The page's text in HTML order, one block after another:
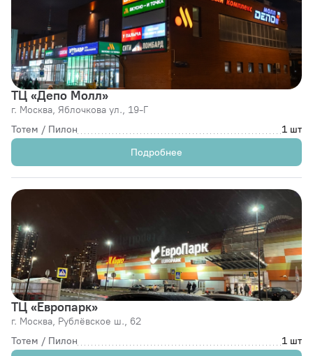
ТЦ «Депо Молл»
г. Москва, Яблочкова ул., 19-Г
Тотем / Пилон
1 шт
Подробнее
ТЦ «Европарк»
г. Москва, Рублёвское ш., 62
Тотем / Пилон
1 шт